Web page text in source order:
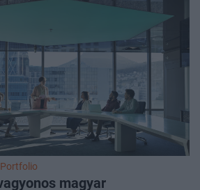
magyar